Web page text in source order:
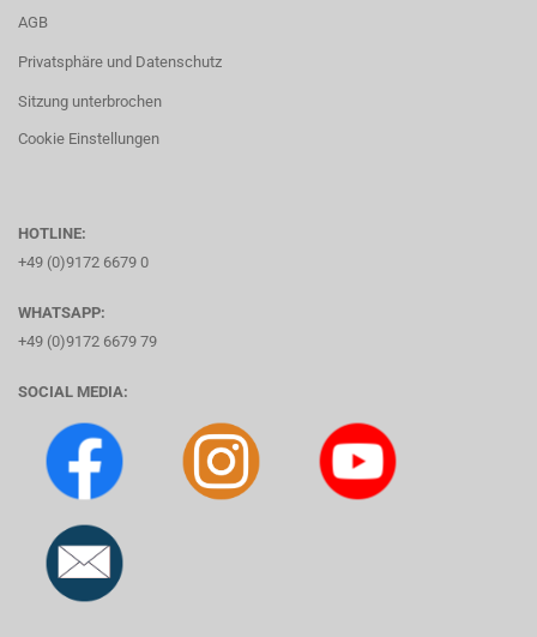
AGB
Privatsphäre und Datenschutz
Sitzung unterbrochen
Cookie Einstellungen
HOTLINE:
+49 (0)9172 6679 0
WHATSAPP:
+49 (0)9172 6679 79
SOCIAL MEDIA: